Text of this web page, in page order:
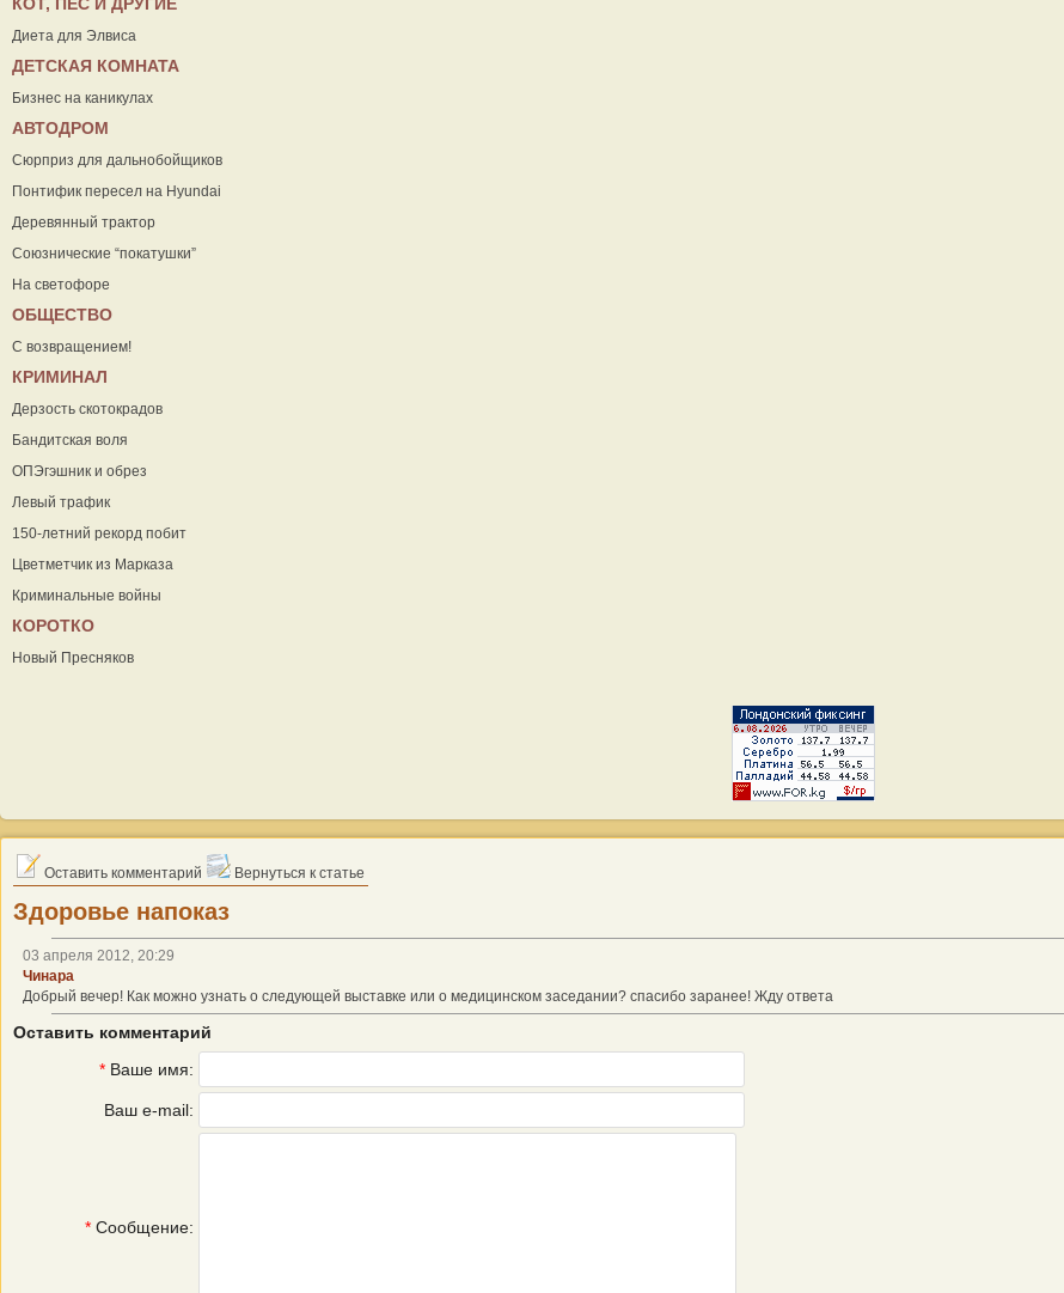
Диета для Элвиса
ДЕТСКАЯ КОМНАТА
Бизнес на каникулах
АВТОДРОМ
Сюрприз для дальнобойщиков
Понтифик пересел на Hyundai
Деревянный трактор
Союзнические “покатушки”
На светофоре
ОБЩЕСТВО
С возвращением!
КРИМИНАЛ
Дерзость скотокрадов
Бандитская воля
ОПЭгэшник и обрез
Левый трафик
150-летний рекорд побит
Цветметчик из Марказа
Криминальные войны
КОРОТКО
Новый Пресняков
Оставить комментарий Вернуться к статье
Здоровье напоказ
03 апреля 2012, 20:29
Чинара
Добрый вечер! Как можно узнать о следующей выставке или о медицинском заседании? спасибо заранее! Жду ответа
Оставить комментарий
* Ваше имя:
Ваш e-mail:
* Сообщение: